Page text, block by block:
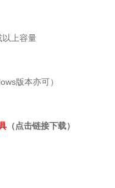
以上容量
版本亦可）
（点击链接下载）